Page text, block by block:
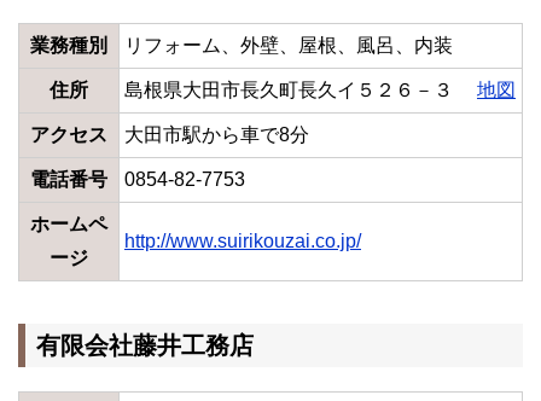
業務種別 リフォーム、外壁、屋根、風呂、内装
住所 島根県大田市長久町長久イ５２６－３ 地図
アクセス 大田市駅から車で8分
電話番号 0854-82-7753
ホームペ
ージ
http://www.suirikouzai.co.jp/
有限会社藤井工務店